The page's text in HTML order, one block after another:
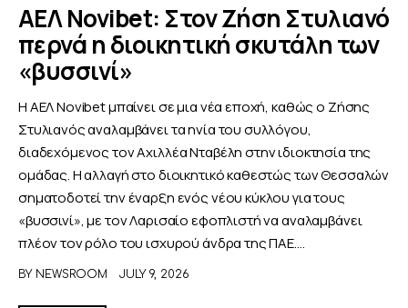
ΑΕΛ Novibet: Στον Ζήση Στυλιανό
περνά η διοικητική σκυτάλη των
«βυσσινί»
Η ΑΕΛ Novibet μπαίνει σε μια νέα εποχή, καθώς ο Ζήσης
Στυλιανός αναλαμβάνει τα ηνία του συλλόγου,
διαδεχόμενος τον Αχιλλέα Νταβέλη στην ιδιοκτησία της
ομάδας. Η αλλαγή στο διοικητικό καθεστώς των Θεσσαλών
σηματοδοτεί την έναρξη ενός νέου κύκλου για τους
«βυσσινί», με τον Λαρισαίο εφοπλιστή να αναλαμβάνει
πλέον τον ρόλο του ισχυρού άνδρα της ΠΑΕ.…
BY NEWSROOM JULY 9, 2026